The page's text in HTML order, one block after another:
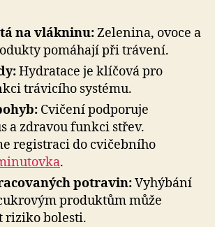
na vlákninu:Zelenina, ovoce a
pomáhají při trávení.
Hydratace je klíčová pro
trávicího systému.
Cvičení podporuje
a zdravou funkci střev.
registraci do cvičebního
.
potravin:Vyhýbání
produktům může
riziko bolesti.